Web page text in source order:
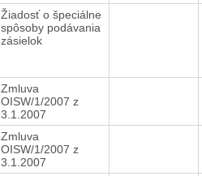
Žiadosť o špeciálne
spôsoby podávania
zásielok
Zmluva
OISW/1/2007 z
3.1.2007
Zmluva
OISW/1/2007 z
3.1.2007